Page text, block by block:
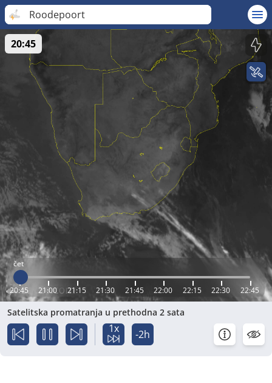
Roodepoort
čet
20:45 21:00 21:15 21:30 21:45 22:00 22:15 22:30 22:45
20:45
Satelitska promatranja u prethodna 2 sata
1x -2h